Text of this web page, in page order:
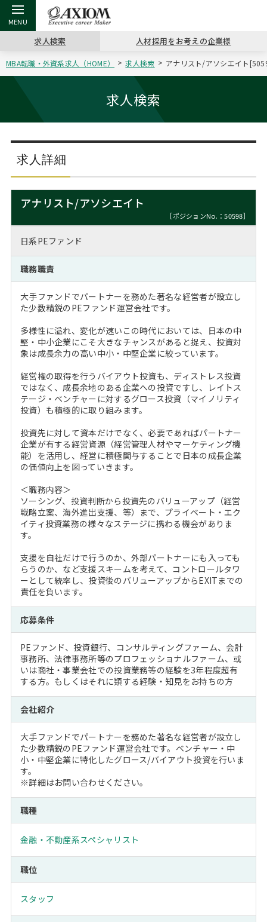
戻る
アクシアムの特長
戻る
コンサ
サービス案内
戻る
キャリ
コンサルタントの紹介
戻る
キャリア支援 TOP
キャリアデザイン講座
（最新求人市場動向）
戻る
MBAの
おわり
ステージ別アドバイス
MBAの転職事例
MBAからのFAQ
MBA留学生数の推移
戻る
日本か
年齢と年収の相関図
戻る
転職ツール TOP
英文レジュメの書き方
戻る
パワー
職務経歴書の書き方
外資系／面接攻略のコツ
戻る
転職コラム TOP
“展”職相談室
転職市場の明日をよめ
キャリアに効く一冊
注目企業インタビュー
戻る
イベント・セミナー TOP
ジョブフェア
キャリアデザインセミナー
プロ経営者の特別セミナー
Career Talk Live
MBA NETWORKING
戻る
会社概要 TOP
沿革
主なクライアント
パブリシティ
ニュースリリース
求人検索 人材採用をお考えの企業様
MBA転職・外資系求人（HOME） 求人検索 アナリスト/アソシエイト
求人検索
求人詳細
アナリスト/アソシエイト
［ポジションNo.：50598］
日系PEファンド
職務職責
大手ファンドでパートナーを務めた著名な経営者が設立し
た少数精鋭のPEファンド運営会社です。
多様性に溢れ、変化が速いこの時代においては、日本の中
堅・中小企業にこそ大きなチャンスがあると捉え、投資対
象は成長余力の高い中小・中堅企業に絞っています。
経営権の取得を行うバイアウト投資も、ディストレス投資
ではなく、成長余地のある企業への投資ですし、レイトス
テージ・ベンチャーに対するグロース投資（マイノリティ
投資）も積極的に取り組みます。
投資先に対して資本だけでなく、必要であればパートナー
企業が有する経営資源（経営管理人材やマーケティング機
能）を活用し、経営に積極関与することで日本の成長企業
の価値向上を図っていきます。
＜職務内容＞
ソーシング、投資判断から投資先のバリューアップ（経営
戦略立案、海外進出支援、等）まで、プライベート・エク
イティ投資業務の様々なステージに携わる機会がありま
す。
支援を自社だけで行うのか、外部パートナーにも入っても
らうのか、など支援スキームを考えて、コントロールタワ
ーとして統率し、投資後のバリューアップからEXITまでの
責任を負います。
応募条件
PEファンド、投資銀行、コンサルティングファーム、会計
事務所、法律事務所等のプロフェッショナルファーム、或
いは商社・事業会社での投資業務等の経験を3年程度超有
する方。もしくはそれに類する経験・知見をお持ちの方
会社紹介
大手ファンドでパートナーを務めた著名な経営者が設立し
た少数精鋭のPEファンド運営会社です。ベンチャー・中
小・中堅企業に特化したグロース/バイアウト投資を行いま
す。
※詳細はお問い合わせください。
職種
金融・不動産系スペシャリスト
職位
スタッフ